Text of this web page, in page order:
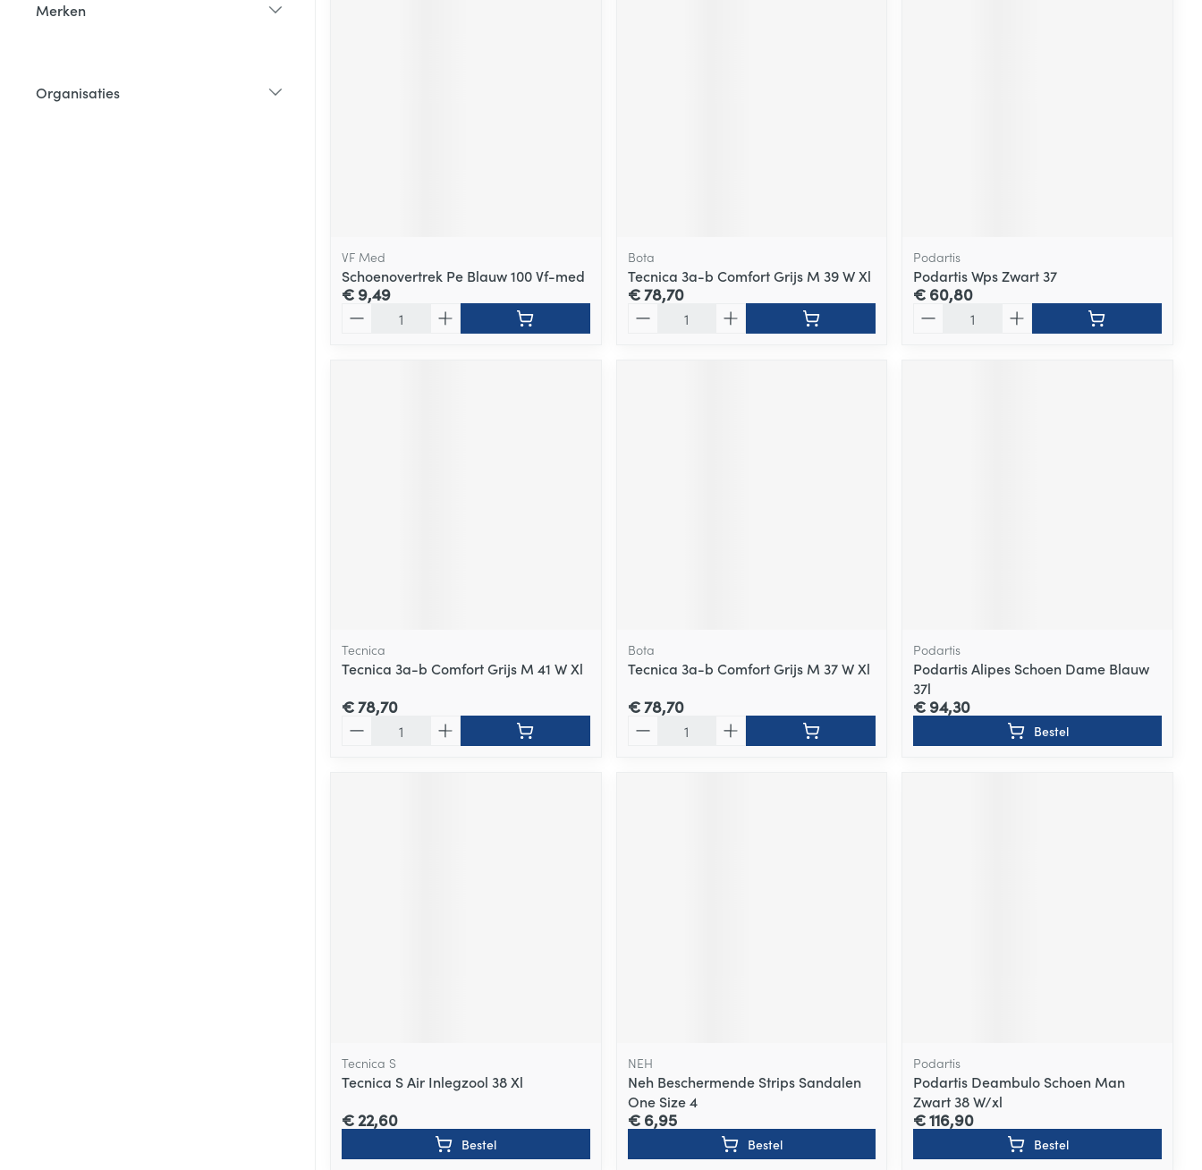
Merken
Organisaties
VF Med
Schoenovertrek Pe Blauw 100 Vf-med
€ 9,49
Bota
Tecnica 3a-b Comfort Grijs M 39 W Xl
€ 78,70
Podartis
Podartis Wps Zwart 37
€ 60,80
Tecnica
Tecnica 3a-b Comfort Grijs M 41 W Xl
€ 78,70
Bota
Tecnica 3a-b Comfort Grijs M 37 W Xl
€ 78,70
Podartis
Podartis Alipes Schoen Dame Blauw
37l
€ 94,30
Bestel
Tecnica S
Tecnica S Air Inlegzool 38 Xl
€ 22,60
Bestel
NEH
Neh Beschermende Strips Sandalen
One Size 4
€ 6,95
Bestel
Podartis
Podartis Deambulo Schoen Man
Zwart 38 W/xl
€ 116,90
Bestel